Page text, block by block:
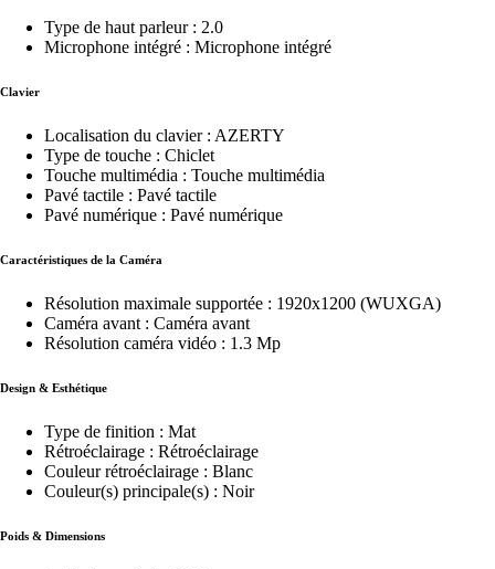
Type de haut parleur : 2.0
Microphone intégré : Microphone intégré
Clavier
Localisation du clavier : AZERTY
Type de touche : Chiclet
Touche multimédia : Touche multimédia
Pavé tactile : Pavé tactile
Pavé numérique : Pavé numérique
Caractéristiques de la Caméra
Résolution maximale supportée : 1920x1200 (WUXGA)
Caméra avant : Caméra avant
Résolution caméra vidéo : 1.3 Mp
Design & Esthétique
Type de finition : Mat
Rétroéclairage : Rétroéclairage
Couleur rétroéclairage : Blanc
Couleur(s) principale(s) : Noir
Poids & Dimensions